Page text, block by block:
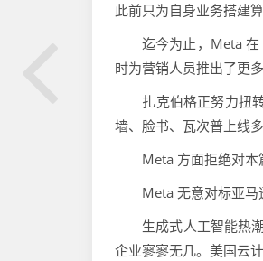
此前只为自身业务搭建
迄今为止，Meta 在
时为营销人员推出了更
扎克伯格正努力扭转
墙、脸书、瓦次普上线
Meta 方面拒绝对本
Meta 无意对标亚马
生成式人工智能热潮
企业寥寥无几。美国云